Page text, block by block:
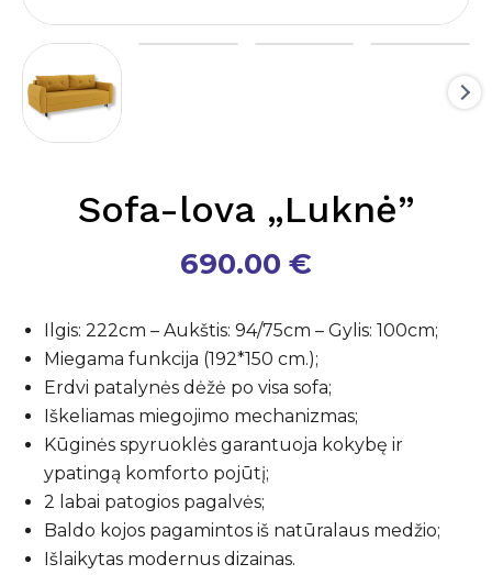
Sofa-lova „Luknė”
690.00 €
Ilgis: 222cm – Aukštis: 94/75cm – Gylis: 100cm;
Miegama funkcija (192*150 cm.);
Erdvi patalynės dėžė po visa sofa;
Iškeliamas miegojimo mechanizmas;
Kūginės spyruoklės garantuoja kokybę ir
ypatingą komforto pojūtį;
2 labai patogios pagalvės;
Baldo kojos pagamintos iš natūralaus medžio;
Išlaikytas modernus dizainas.